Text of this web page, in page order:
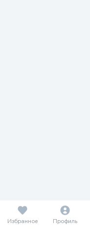
Избранное Профиль